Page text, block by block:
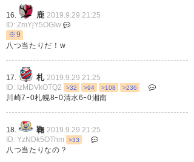
線 #オレンジ曲線
https://t.co/Y6Xy389Ktj
— はらさわ (_hrsw)
29
まずはクリーンシートで終えた
ことを讃えましょう😇😇 ナイス
16. 鹿 2019.9.29 21:25
ID: ZmYjY5OGIw
※9
八つ当たりだ！w
17. 札 2019.9.29 21:25
ID: IzMDVkOTQ2
>32 >94 >108 >236
川崎7ｰ0札幌8ｰ0清水6ｰ0湘南
18. 鞠 2019.9.29 21:25
ID: YzNDk5OThm
>33
八つ当たりなの？